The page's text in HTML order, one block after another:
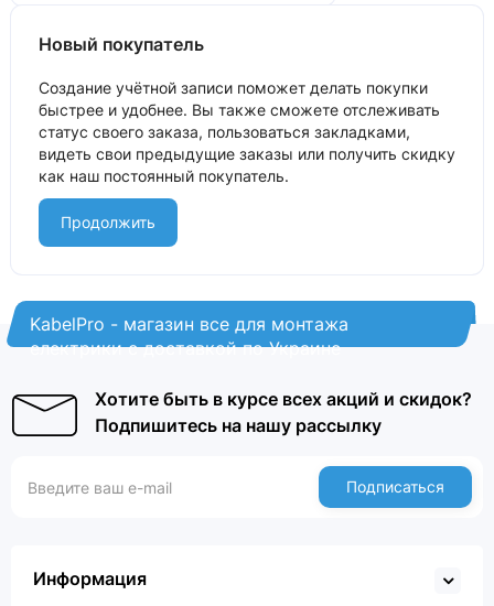
Новый покупатель
Создание учётной записи поможет делать покупки
быстрее и удобнее. Вы также сможете отслеживать
статус своего заказа, пользоваться закладками,
видеть свои предыдущие заказы или получить скидку
как наш постоянный покупатель.
Продолжить
KabelPro - магазин все для монтажа
електрики с доставкой по Украине
Хотите быть в курсе всех акций и скидок?
Подпишитесь на нашу рассылку
Подписаться
Информация